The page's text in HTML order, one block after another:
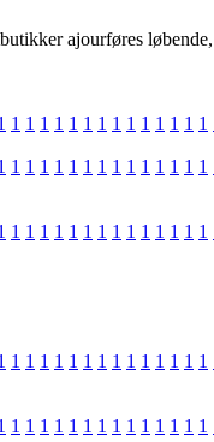
ajourføres
1 1 1 1 1 1 1 1 1 1 1 1 1 1
1 1 1 1 1 1 1 1 1 1 1 1 1 1
1 1 1 1 1 1 1 1 1 1 1 1 1 1
1 1 1 1 1 1 1 1 1 1 1 1 1 1
1 1 1 1 1 1 1 1 1 1 1 1 1 1